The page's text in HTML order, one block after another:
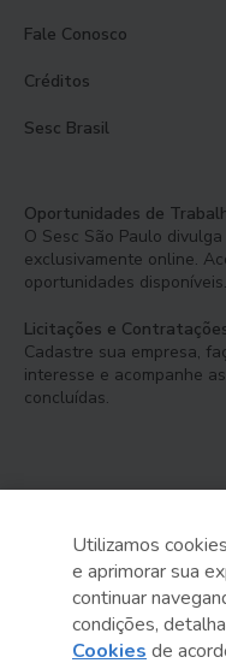
Fale Conosco
Créditos
Sesc Brasil
Oportunidades de
O Sesc São Paulo
exclusivamente online.
oportunidades disponíveis.
Licitações e
Cadastre sua empresa,
interesse e acompanhe
concluídas.
Serviço Social do
Administração Regional
Utilizamos
e aprimorar sua
continuar
condições,
Cookies de